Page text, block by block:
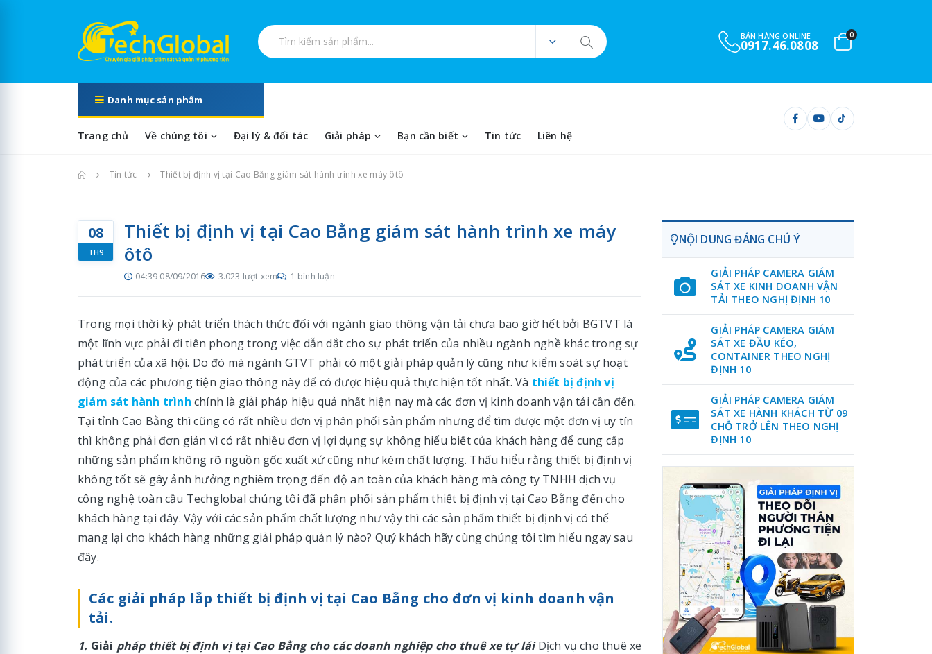
Tìm kiếm sản phẩm
BÁN HÀNG ONLINE
0917.46.0808
0
Danh mục sản phẩm
Trang chủ Về chúng tôi Đại lý & đối tác Giải pháp Bạn cần biết Tin tức Liên hệ
Trang chủ
Tin tức Thiết bị định vị tại Cao Bằng giám sát hành trình xe máy ôtô
08
TH9
Thiết bị định vị tại Cao Bằng giám sát hành trình xe máy
ôtô
04:39 08/09/2016 3.023 lượt xem 1 bình luận
Trong mọi thời kỳ phát triển thách thức đối với ngành giao thông vận tải chưa bao giờ hết bởi BGTVT là
một lĩnh vực phải đi tiên phong trong việc dẫn dắt cho sự phát triển của nhiều ngành nghề khác trong sự
phát triển của xã hội. Do đó mà ngành GTVT phải có một giải pháp quản lý cũng như kiểm soát sự hoạt
động của các phương tiện giao thông này để có được hiệu quả thực hiện tốt nhất. Và thiết bị định vị
giám sát hành trình chính là giải pháp hiệu quả nhất hiện nay mà các đơn vị kinh doanh vận tải cần đến.
Tại tỉnh Cao Bằng thì cũng có rất nhiều đơn vị phân phối sản phẩm nhưng để tìm được một đơn vị uy tín
thì không phải đơn giản vì có rất nhiều đơn vị lợi dụng sự không hiểu biết của khách hàng để cung cấp
những sản phẩm không rõ nguồn gốc xuất xứ cũng như kém chất lượng. Thấu hiểu rằng thiết bị định vị
không tốt sẽ gây ảnh hưởng nghiêm trọng đến độ an toàn của khách hàng mà công ty TNHH dịch vụ
công nghệ toàn cầu Techglobal chúng tôi đã phân phối sản phẩm thiết bị định vị tại Cao Bằng đến cho
khách hàng tại đây. Vậy với các sản phẩm chất lượng như vậy thì các sản phẩm thiết bị định vị có thể
mang lại cho khách hàng những giải pháp quản lý nào? Quý khách hãy cùng chúng tôi tìm hiểu ngay sau
đây.
Các giải pháp lắp thiết bị định vị tại Cao Bằng cho đơn vị kinh doanh vận
tải.
1. Giải pháp thiết bị định vị tại Cao Bằng cho các doanh nghiệp cho thuê xe tự láiDịch vụ cho thuê xe
NỘI DUNG ĐÁNG CHÚ Ý
GIẢI PHÁP CAMERA GIÁM
SÁT XE KINH DOANH VẬN
TẢI THEO NGHỊ ĐỊNH 10
GIẢI PHÁP CAMERA GIÁM
SÁT XE ĐẦU KÉO,
CONTAINER THEO NGHỊ
ĐỊNH 10
GIẢI PHÁP CAMERA GIÁM
SÁT XE HÀNH KHÁCH TỪ 09
CHỖ TRỞ LÊN THEO NGHỊ
ĐỊNH 10